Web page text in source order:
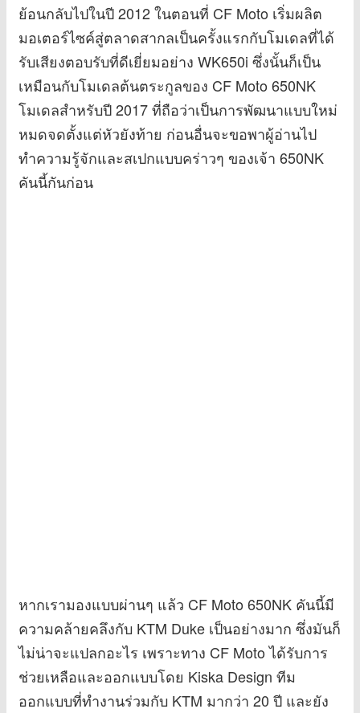
ย้อนกลับไปในปี 2012 ในตอนที่ CF Moto เริ่มผลิต
มอเตอร์ไซค์สู่ตลาดสากลเป็นครั้งแรกกับโมเดลที่ได้
รับเสียงตอบรับที่ดีเยี่ยมอย่าง WK650i ซึ่งนั้นก็เป็น
เหมือนกับโมเดลต้นตระกูลของ CF Moto 650NK
โมเดลสำหรับปี 2017 ที่ถือว่าเป็นการพัฒนาแบบใหม่
หมดจดตั้งแต่หัวยังท้าย ก่อนอื่นจะขอพาผู้อ่านไป
ทำความรู้จักและสเปกแบบคร่าวๆ ของเจ้า 650NK
คันนี้กันก่อน
หากเรามองแบบผ่านๆ แล้ว CF Moto 650NK คันนี้มี
ความคล้ายคลึงกับ KTM Duke เป็นอย่างมาก ซึ่งมันก็
ไม่น่าจะแปลกอะไร เพราะทาง CF Moto ได้รับการ
ช่วยเหลือและออกแบบโดย Kiska Design ทีม
ออกแบบที่ทำงานร่วมกับ KTM มากว่า 20 ปี และยัง